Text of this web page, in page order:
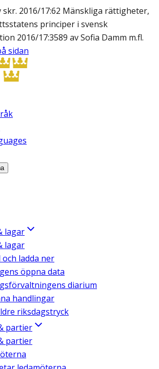
skr. 2016/17:62 Mänskliga rättigheter,
principer i svensk
2016/17:3589 av Sofia Damm m.fl.
sidan
lagar
lagar
och ladda ner
öppna data
diarium
handlingar
riksdagstryck
partier
partier